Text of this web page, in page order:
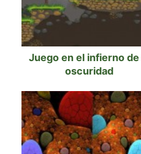
Juego en el infierno de
oscuridad